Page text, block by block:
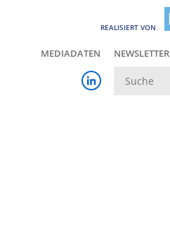
REALISIERT VON
MEDIADATEN NEWSLETTER